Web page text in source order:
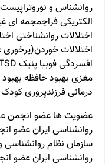
اختلالات روانشناختی
اختلالات
مغزی بهبود حافظه بهبود
درمانی فرزندپروری
عضویت ها عضو انجمن
روانشناسی ایران عضو
سازمان نظام